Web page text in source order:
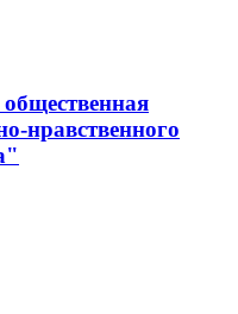
нравственного